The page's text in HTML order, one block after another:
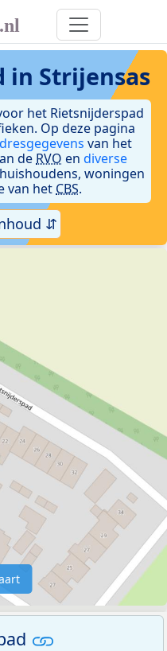
in Strijensas
het Rietsnijderspad
Op deze pagina
van het
de RVO en diverse
woningen
van het CBS.
⇵